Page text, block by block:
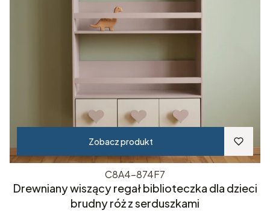
Zobacz produkt
C8A4-874F7
Drewniany wiszący regał biblioteczka dla dzieci
brudny róż z serduszkami